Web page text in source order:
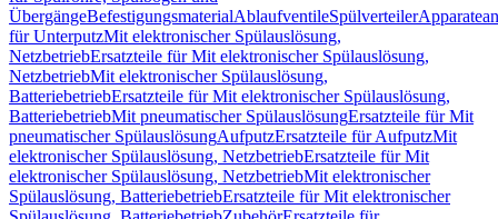
ÜbergängeBefestigungsmaterialAblaufventileSpülverteiler
für UnterputzMit elektronischer Spülauslösung,
NetzbetriebErsatzteile für Mit elektronischer Spülauslösung,
NetzbetriebMit elektronischer Spülauslösung,
BatteriebetriebErsatzteile für Mit elektronischer Spülauslösung,
BatteriebetriebMit pneumatischer SpülauslösungErsatzteile für Mit
pneumatischer SpülauslösungAufputzErsatzteile für AufputzMit
elektronischer Spülauslösung, NetzbetriebErsatzteile für Mit
elektronischer Spülauslösung, NetzbetriebMit elektronischer
Spülauslösung, BatteriebetriebErsatzteile für Mit elektronischer